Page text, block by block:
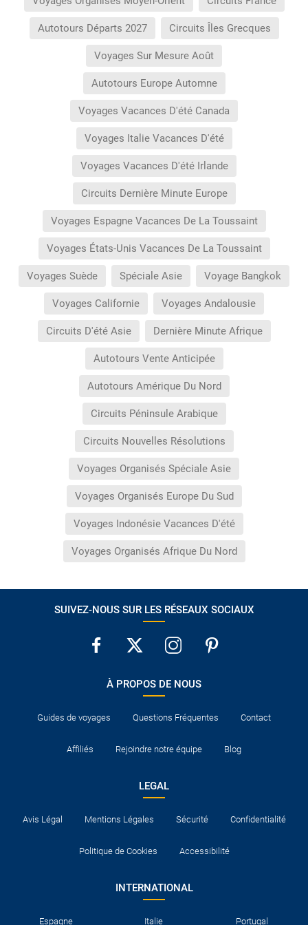
Autotours Départs 2027 Circuits Îles Grecques
Voyages Sur Mesure Août
Autotours Europe Automne
Voyages Vacances D'été Canada
Voyages Italie Vacances D'été
Voyages Vacances D'été Irlande
Circuits Dernière Minute Europe
Voyages Espagne Vacances De La Toussaint
Voyages États-Unis Vacances De La Toussaint
Voyages Suède Spéciale Asie Voyage Bangkok
Voyages Californie Voyages Andalousie
Circuits D'été Asie Dernière Minute Afrique
Autotours Vente Anticipée
Autotours Amérique Du Nord
Circuits Péninsule Arabique
Circuits Nouvelles Résolutions
Voyages Organisés Spéciale Asie
Voyages Organisés Europe Du Sud
Voyages Indonésie Vacances D'été
Voyages Organisés Afrique Du Nord
SUIVEZ-NOUS SUR LES RÉSEAUX SOCIAUX
À PROPOS DE NOUS
Guides de voyages Questions Fréquentes Contact
Affiliés Rejoindre notre équipe Blog
LEGAL
Avis Légal Mentions Légales Sécurité Confidentialité
Politique de Cookies Accessibilité
INTERNATIONAL
Espagne Italie Portugal